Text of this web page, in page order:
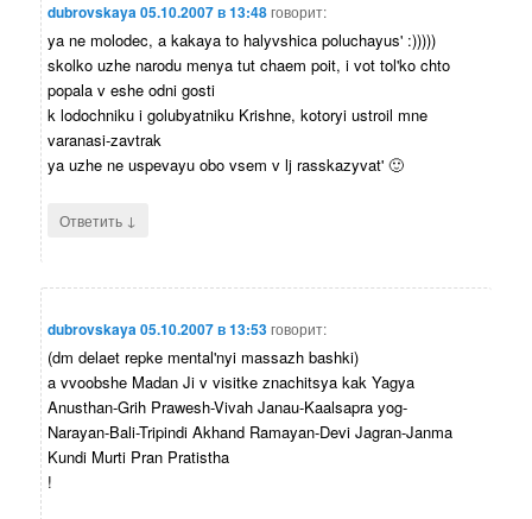
dubrovskaya05.10.2007 в 13:48говорит:
ya ne molodec, a kakaya to halyvshica poluchayus' :)))))
skolko uzhe narodu menya tut chaem poit, i vot tol'ko chto
popala v eshe odni gosti
k lodochniku i golubyatniku Krishne, kotoryi ustroil mne
varanasi-zavtrak
ya uzhe ne uspevayu obo vsem v lj rasskazyvat' 🙂
Ответить ↓
dubrovskaya05.10.2007 в 13:53говорит:
(dm delaet repke mental'nyi massazh bashki)
a vvoobshe Madan Ji v visitke znachitsya kak Yagya
Anusthan-Grih Prawesh-Vivah Janau-Kaalsapra yog-
Narayan-Bali-Tripindi Akhand Ramayan-Devi Jagran-Janma
Kundi Murti Pran Pratistha
!